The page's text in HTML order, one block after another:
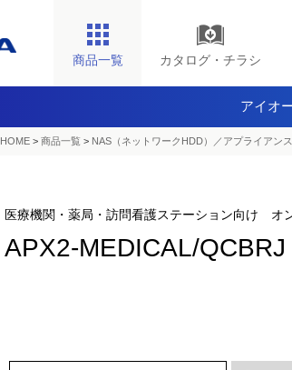
商品一覧 カタログ・チラシ
アイオ
HOME > 商品一覧 > NAS（ネットワークHDD）／アプライアンス​
医療機関・薬局・訪問看護ステーション向け オ
APX2-MEDICAL/QCBRJ